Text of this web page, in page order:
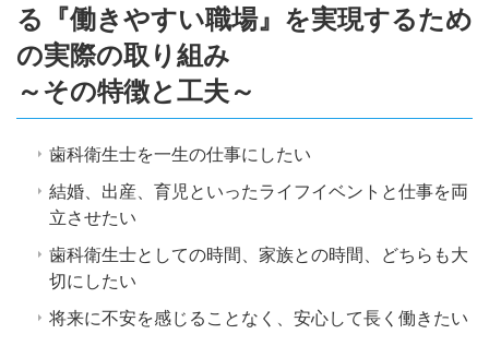
る『働きやすい職場』を実現するため
の実際の取り組み
～その特徴と工夫～
歯科衛生士を一生の仕事にしたい
結婚、出産、育児といったライフイベントと仕事を両
立させたい
歯科衛生士としての時間、家族との時間、どちらも大
切にしたい
将来に不安を感じることなく、安心して長く働きたい